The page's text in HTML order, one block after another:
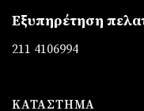
Εξυπηρέτηση
211 4106994
ΚΑΤΆΣΤΗΜΑ